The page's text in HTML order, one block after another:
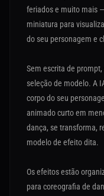
feriados e muito mais
miniatura para
do seu personagem e
Sem escrita de
seleção de modelo. A
corpo do seu
animado curto em
dança, se transforma,
modelo de efeito dita.
Os efeitos estão
para coreografia de